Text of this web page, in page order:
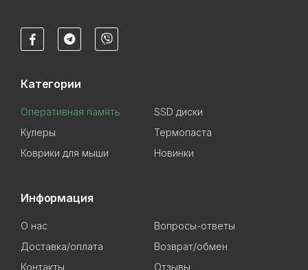
Категории
Оперативная память
SSD диски
Кулеры
Термопаста
Коврики для мыши
Новинки
Информация
О нас
Вопросы-ответы
Доставка/оплата
Возврат/обмен
Контакты
Отзывы